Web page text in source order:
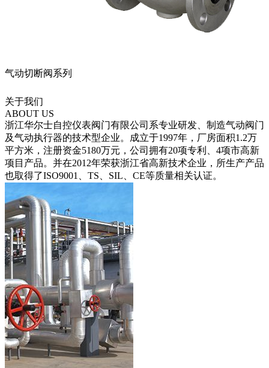
气动切断阀系列
关于我们
ABOUT US
浙江华尔士自控仪表阀门有限公司系专业研发、制造气动阀门
及气动执行器的技术型企业。成立于1997年，厂房面积1.2万
平方米，注册资金5180万元，公司拥有20项专利、4项市高新
项目产品。并在2012年荣获浙江省高新技术企业，所生产产品
也取得了ISO9001、TS、SIL、CE等质量相关认证。